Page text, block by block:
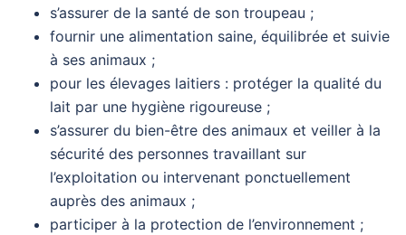
s’assurer de la santé de son troupeau ;
fournir une alimentation saine, équilibrée et suivie
à ses animaux ;
pour les élevages laitiers : protéger la qualité du
lait par une hygiène rigoureuse ;
s’assurer du bien-être des animaux et veiller à la
sécurité des personnes travaillant sur
l’exploitation ou intervenant ponctuellement
auprès des animaux ;
participer à la protection de l’environnement ;